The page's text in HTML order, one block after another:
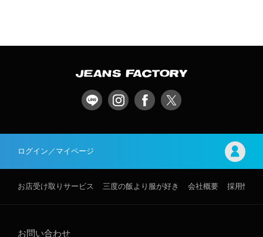
ログイン／マイページ
お店受け取りサービス 三度の飯より服が好き 会社概要 採用情報
お問い合わせ